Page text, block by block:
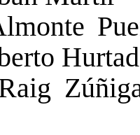
Raig